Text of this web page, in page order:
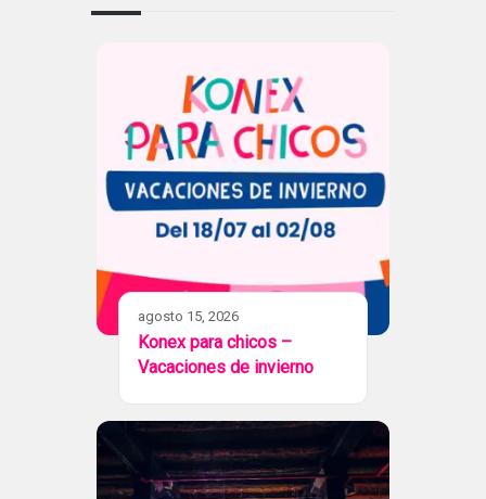
agosto 15, 2026
Konex para chicos –
Vacaciones de invierno